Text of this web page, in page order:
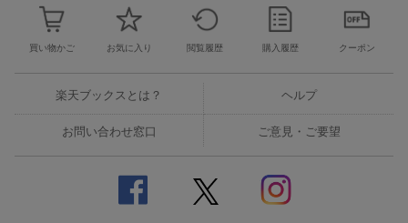
買い物かご お気に入り 閲覧履歴 購入履歴 クーポン
楽天ブックスとは？ ヘルプ
お問い合わせ窓口 ご意見・ご要望